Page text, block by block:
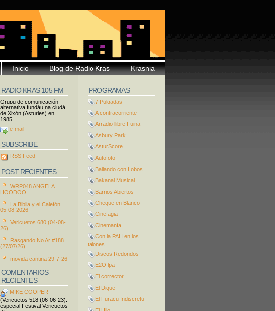
Krasnia
Blog de Radio Kras
Inicio
PROGRAMAS
7 Pulgadas
A contracorriente
Arradio llibre Fuina
Asbury Park
AsturScore
Autofoto
Bailando con Lobos
Bakanal Musical
Barrios Abiertos
Cheque en Blanco
Cinefagia
Cinemanía
Con la PAH en los
talones
Discos Redondos
E2O lpa
El corrector
El Dique
El Furacu Indiscretu
RADIO KRAS 105 FM
Grupu de comunicación
alternativa fundáu na ciudá
de Xixón (Asturies) en
1985.
e-mail
SUBSCRIBE
RSS Feed
POST RECIENTES
WRP048 ANGELA
HOODOO
La Biblia y el Calefón
05-08-2026
Vericuetos 680 (04-08-
26)
Rasgando No Ar #188
(27/07/26)
movida cantina 29-7-26
COMENTARIOS
RECIENTES
MIKE COOPER
(Vericuetos 518 (06-06-23):
especial Festival Vericuetos